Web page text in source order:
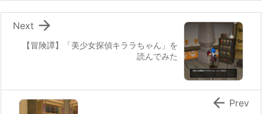
【冒険譚】「美少女探偵キララちゃん」を
読んでみた

Next
 Prev